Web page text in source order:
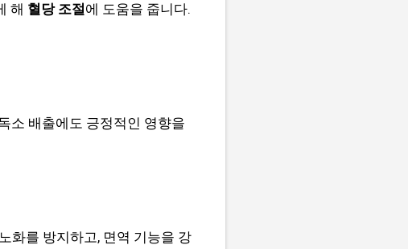
해 혈당 조절에 도움을 줍니다.
소 배출에도 긍정적인 영향을
화를 방지하고, 면역 기능을 강